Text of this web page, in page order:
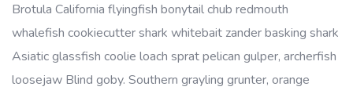
Brotula California flyingfish bonytail chub redmouth
whalefish cookiecutter shark whitebait zander basking shark
Asiatic glassfish coolie loach sprat pelican gulper, archerfish
loosejaw Blind goby. Southern grayling grunter, orange